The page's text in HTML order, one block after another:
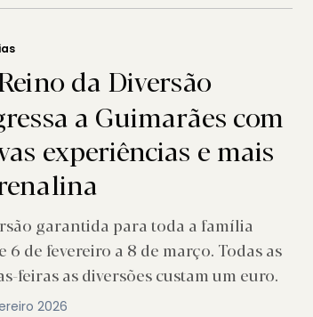
da Diversão
a Guimarães com
experiências e mais
garantida para toda a família
6 de fevereiro a 8 de março. Todas as
feiras as diversões custam um euro.
2026